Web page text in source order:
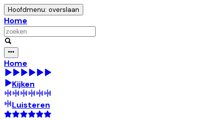
Hoofdmenu: overslaan
Home
Home
Kijken
Luisteren